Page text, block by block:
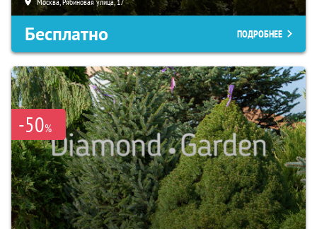
Бесплатно ПОДРОБНЕЕ
-50%